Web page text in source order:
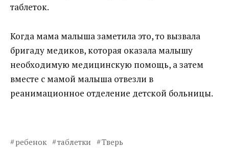
таблеток.
Когда мама малыша заметила это, то вызвала
бригаду медиков, которая оказала малышу
необходимую медицинскую помощь, а затем
вместе с мамой малыша отвезли в
реанимационное отделение детской больницы.
ребенок таблетки Тверь